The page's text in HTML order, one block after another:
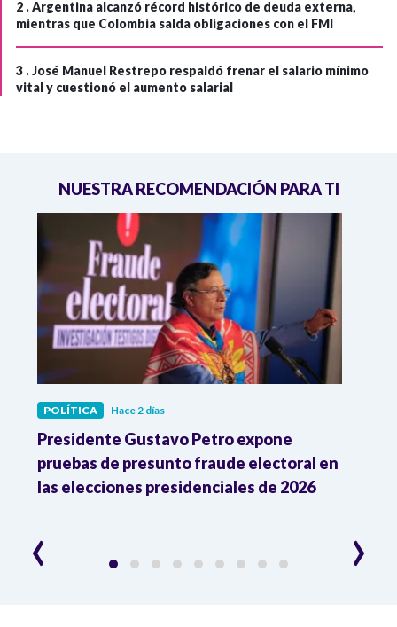
2 .Argentina alcanzó récord histórico de deuda externa,
mientras que Colombia salda obligaciones con el FMI
3 .José Manuel Restrepo respaldó frenar el salario mínimo
vital y cuestionó el aumento salarial
NUESTRA RECOMENDACIÓN PARA TI
POLÍTICA Hace 2 días
Presidente Gustavo Petro expone
pruebas de presunto fraude electoral en
las elecciones presidenciales de 2026
‹ ›